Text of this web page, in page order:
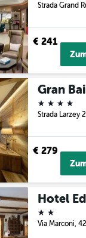
€ 241
4 Sterne
€ 279
2 Sterne